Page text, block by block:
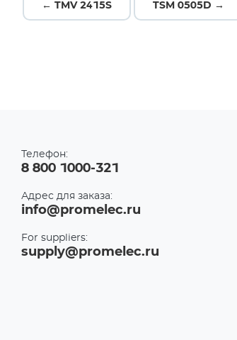
← TMV 2415S TSM 0505D →
Телефон:
8 800 1000-321
Адрес для заказа:
info@promelec.ru
For suppliers:
supply@promelec.ru